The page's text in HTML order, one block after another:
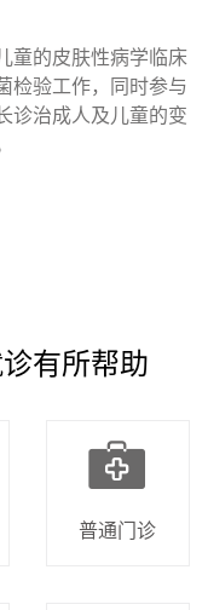
童的皮肤性病学临床
检验工作，同时参与
诊治成人及儿童的变
有所帮助
普通门诊